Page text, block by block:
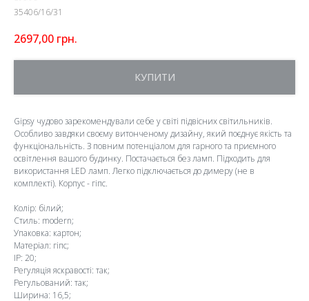
35406/16/31
2697,00 грн.
КУПИТИ
Gipsy чудово зарекомендували себе у світі підвісних світильників.
Особливо завдяки своєму витонченому дизайну, який поєднує якість та
функціональність. З повним потенціалом для гарного та приємного
освітлення вашого будинку. Постачається без ламп. Підходить для
використання LED ламп. Легко підключається до димеру (не в
комплекті). Корпус - гіпс.
Колір: білий;
Стиль: modern;
Упаковка: картон;
Матеріал: гіпс;
IP: 20;
Регуляція яскравості: так;
Регульований: так;
Ширина: 16,5;